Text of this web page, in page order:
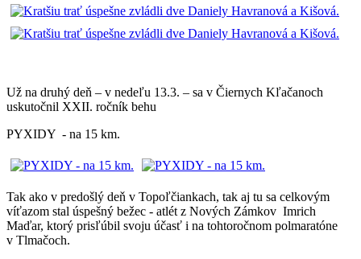
Už na druhý deň – v nedeľu 13.3. – sa v Čiernych Kľačanoch
uskutočnil XXII. ročník behu
PYXIDY - na 15 km.
Tak ako v predošlý deň v Topoľčiankach, tak aj tu sa celkovým
víťazom stal úspešný bežec - atlét z Nových Zámkov Imrich
Maďar, ktorý prisľúbil svoju účasť i na tohtoročnom polmaratóne
v Tlmačoch.